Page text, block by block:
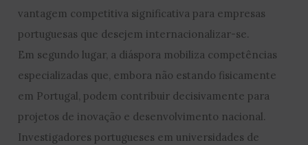
vantagem competitiva significativa para empresas
portuguesas que desejem internacionalizar-se.
Em segundo lugar, a diáspora mobiliza competências
especializadas que, embora não estando fisicamente
em Portugal, podem contribuir decisivamente para
projetos de inovação e desenvolvimento nacional.
Investigadores portugueses em universidades de